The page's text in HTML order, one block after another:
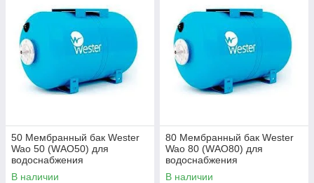
50 Мембранный бак Wester
Wao 50 (WАО50) для
водоснабжения
горизонтальный
В наличии
80 Мембранный бак Wester
Wao 80 (WАО80) для
водоснабжения
горизонтальный
В наличии